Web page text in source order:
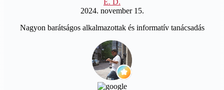
2024. november 15.
Nagyon barátságos alkalmazottak és informatív tanácsadás